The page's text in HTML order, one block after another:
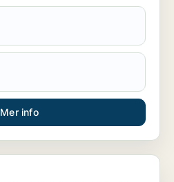
Mer info
butik eller garage till salu i